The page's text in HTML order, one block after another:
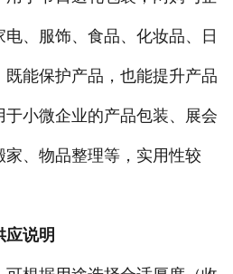
、服饰、食品、化妆品、日
能保护产品，也能提升产品
小微企业的产品包装、展会
、物品整理等，实用性较
应说明